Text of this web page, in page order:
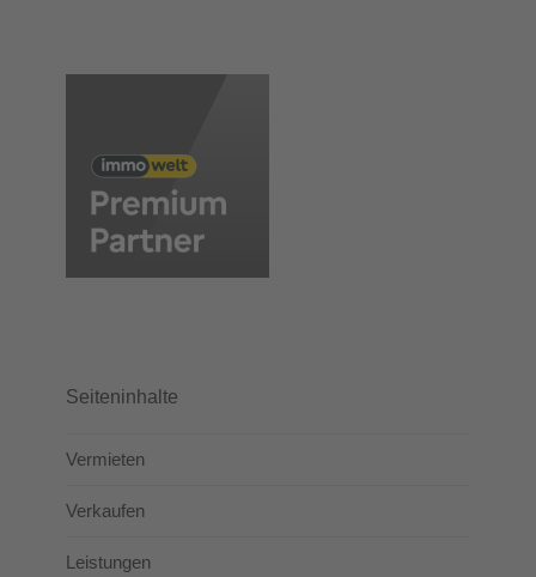
Seiteninhalte
Vermieten
Verkaufen
Leistungen